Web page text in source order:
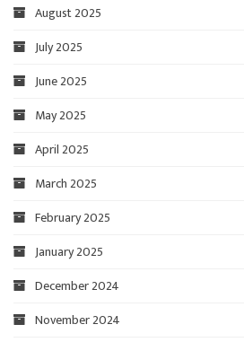
August 2025
July 2025
June 2025
May 2025
April 2025
March 2025
February 2025
January 2025
December 2024
November 2024